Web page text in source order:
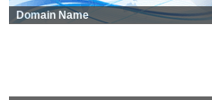
Domain Name